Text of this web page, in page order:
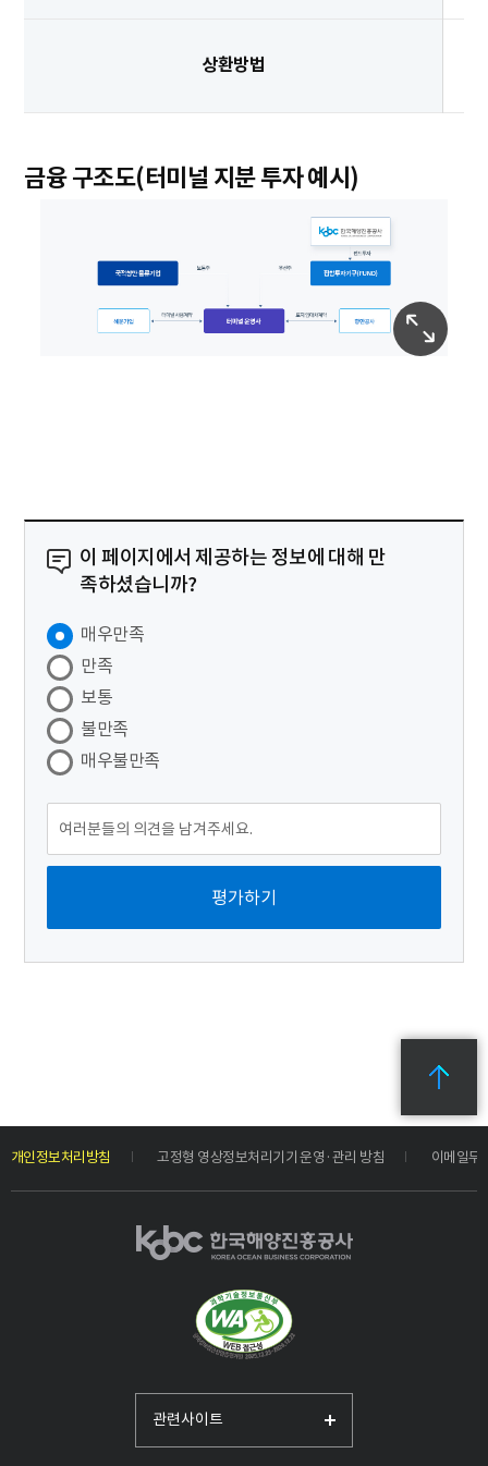
상환방법
금융 구조도(터미널 지분 투자 예시)
이 페이지에서 제공하는 정보에 대해 만
족하셨습니까?
매우만족
만족
보통
불만족
매우불만족
개인정보처리방침 고정형 영상정보처리기기 운영·관리 방침 이메일무
관련사이트